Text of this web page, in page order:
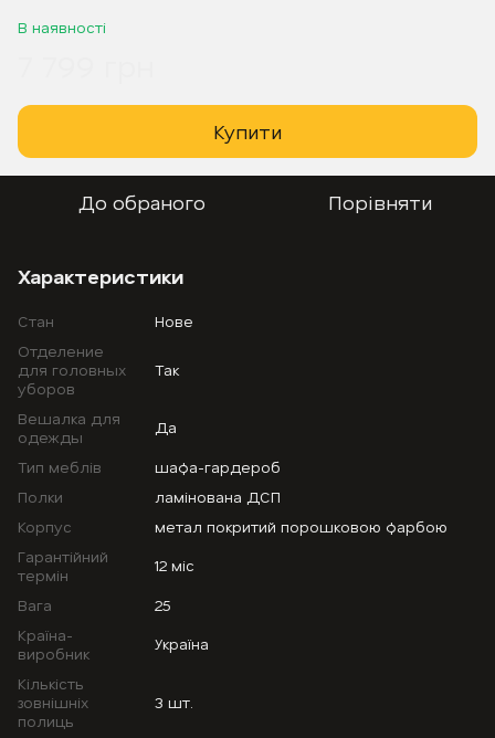
В наявності
Купити
До обраного Порівняти
Характеристики
Стан
Нове
Отделение
для головных
уборов
Так
Вешалка для
одежды
Да
Тип меблів
шафа-гардероб
Полки
ламінована ДСП
Корпус
метал покритий порошковою фарбою
Гарантійний
термін
12 міс
Вага
25
Країна-
виробник
Україна
Кількість
зовнішніх
полиць
3 шт.